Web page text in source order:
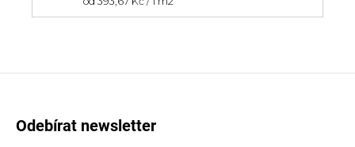
Odebírat newsletter